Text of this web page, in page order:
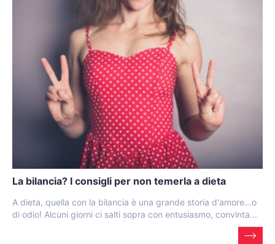
La bilancia? I consigli per non temerla a dieta
A dieta, quella con la bilancia è una grande storia d'amore...o
di odio! Alcuni giorni ci salti sopra con entusiasmo, convinta...